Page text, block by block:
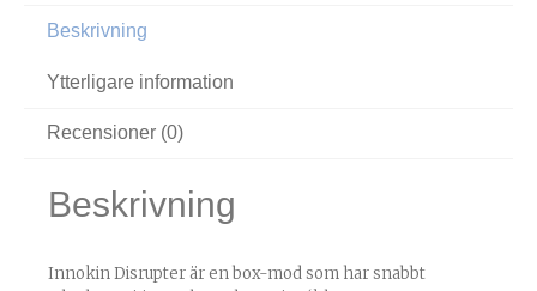
Beskrivning
Ytterligare information
Recensioner (0)
Beskrivning
Innokin Disrupter är en box-mod som har snabbt